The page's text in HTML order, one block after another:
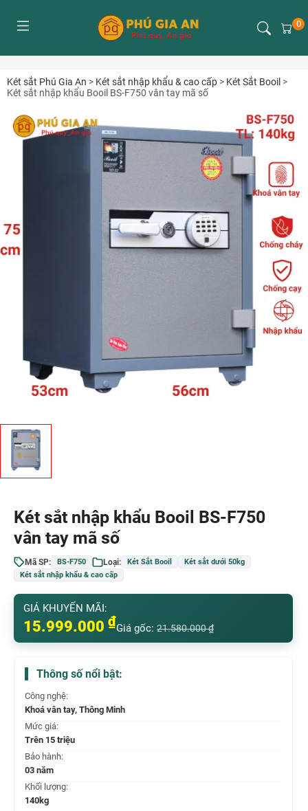
0
Két sắt Phú Gia An > Két sắt nhập khẩu & cao cấp > Két Sắt Booil >
Két sắt nhập khẩu Booil BS-F750 vân tay mã số
Két sắt nhập khẩu Booil BS-F750
vân tay mã số
Mã SP: BS-F750 Loại: Két Sắt Booil
Két sắt dưới 50kg
Két sắt nhập khẩu & cao cấp
GIÁ KHUYẾN MÃI:
15.999.000 ₫Giá gốc: 21.580.000₫
Thông số nổi bật:
Công nghệ:
Khoá vân tay, Thông Minh
Mức giá:
Trên 15 triệu
Bảo hành:
03 năm
Khối lượng:
140kg